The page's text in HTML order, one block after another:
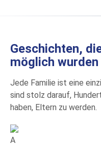
Geschichten,
möglich wurden
Jede Familie ist eine
sind stolz darauf,
haben, Eltern zu werden.
A